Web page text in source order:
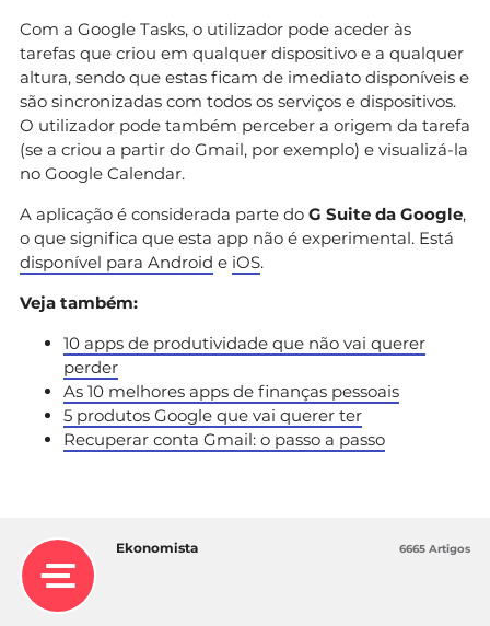
Com a Google Tasks, o utilizador pode aceder às
tarefas que criou em qualquer dispositivo e a qualquer
altura, sendo que estas ficam de imediato disponíveis e
são sincronizadas com todos os serviços e dispositivos.
O utilizador pode também perceber a origem da tarefa
(se a criou a partir do Gmail, por exemplo) e visualizá-la
no Google Calendar.
A aplicação é considerada parte do G Suite da Google,
o que significa que esta app não é experimental. Está
disponível para Android e iOS.
Veja também:
10 apps de produtividade que não vai querer
perder
As 10 melhores apps de finanças pessoais
5 produtos Google que vai querer ter
Recuperar conta Gmail: o passo a passo
Ekonomista 6665 Artigos